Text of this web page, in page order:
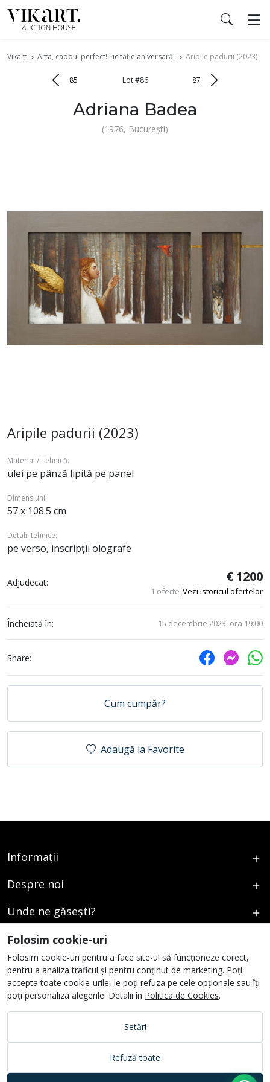
Vikart Arta, cadoul perfect! Licitație aniversară! Aripile padurii (2023)
85 Lot #86 87
Adriana Badea
(1976, București)
Aripile padurii (2023)
Material / Tehnică:
ulei pe pânză lipită pe panel
Dimensiuni:
57 x 108.5 cm
Detalii tehnice:
pe verso, inscripții olografe
Adjudecat: € 1200
1 oferte Vezi istoricul ofertelor
Încheiată în: 15 decembrie 2023, ora 19:00
Share:
Cum cumpăr?
Adaugă la Favorite
Informații
Despre noi
Unde ne găsești?
Urmați-ne
Folosim cookie-uri
Folosim cookie-uri pentru a face site-ul să funcționeze corect,
pentru a analiza traficul și pentru conținut de marketing. Poți
accepta toate cookie-urile, le poți refuza pe cele opționale sau îți
poți personaliza alegerile. Detalii în Politica de Cookies.
Setări
Refuză toate